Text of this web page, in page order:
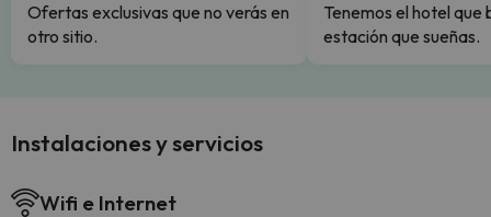
Ofertas exclusivas que no verás en
otro sitio.
Tenemos el hotel que
estación que sueñas.
Instalaciones y servicios
Wifi e Internet